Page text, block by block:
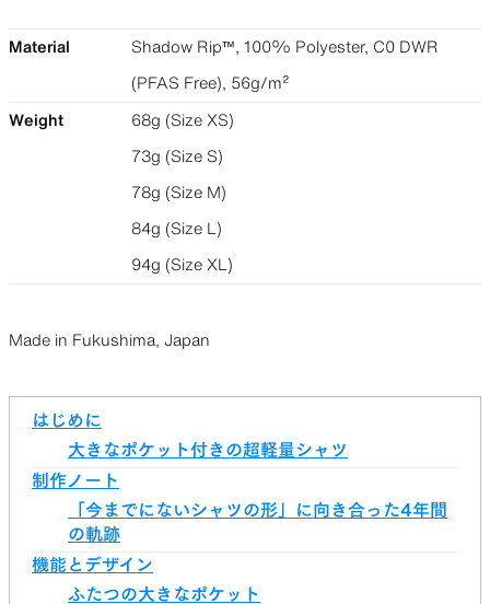
Material Shadow Rip™, 100% Polyester, C0 DWR
(PFAS Free), 56g/m²
Weight 68g (Size XS)
73g (Size S)
78g (Size M)
84g (Size L)
94g (Size XL)
Made in Fukushima, Japan
はじめに
大きなポケット付きの超軽量シャツ
制作ノート
「今までにないシャツの形」に向き合った4年間
の軌跡
機能とデザイン
ふたつの大きなポケット